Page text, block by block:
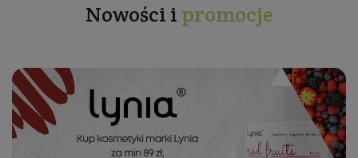
Nowości i promocje